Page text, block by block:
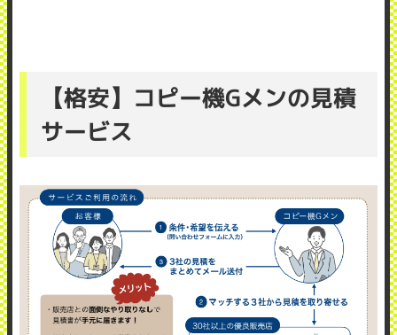
【格安】コピー機Gメンの見積
サービス